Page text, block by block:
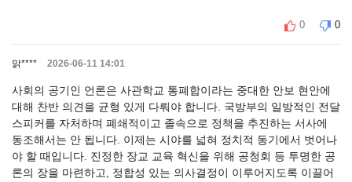
0 0
맑**** 2026-06-11 14:01
사회의 공기인 언론은 사관학교 통폐합이라는 중대한 안보 현안에
대해 찬반 의견을 균형 있게 다뤄야 합니다. 국방부의 일방적인 전달
스피커를 자처하며 폐쇄적이고 졸속으로 정책을 추진하는 서사에
동조해서는 안 됩니다. 이제는 시야를 넓혀 정치적 동기에서 벗어나
야 할 때입니다. 진정한 장교 교육 혁신을 위해 공청회 등 투명한 공
론의 장을 마련하고, 정합성 있는 의사결정이 이루어지도록 이끌어